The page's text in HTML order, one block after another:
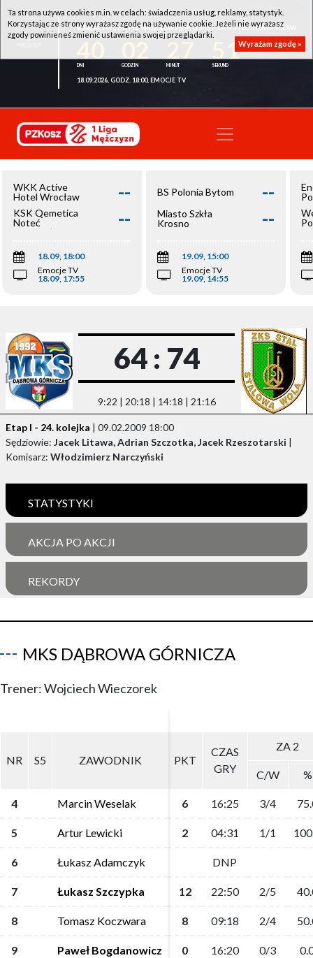
WKK ACTIVE HOTEL WROCŁAW - KSK QEMETICA NOTEĆ INOWROCŁAW
51
18.09.2026, GODZ. 18:00, EMOCJE TV
WKK Active
Hotel Wrocław
--
KSK Qemetica
Noteć
Inowrocław
--
18.09, 18:00
Emocje TV
18.09, 17:55
BS Polonia Bytom --
Miasto Szkła
Krosno
--
19.09, 15:00
Emocje TV
19.09, 14:55
64 : 74
9:22 | 20:18 | 14:18 | 21:16
Etap I - 24. kolejka | 09.02.2009 18:00
Sędziowie: Jacek Litawa, Adrian Szczotka, Jacek Rzeszotarski |
Komisarz: Włodzimierz Narczyński
STATYSTYKI
AKCJA PO AKCJI
REKORDY
MKS DĄBROWA GÓRNICZA
Trener: Wojciech Wieczorek
NR S5 ZAWODNIK PKT
CZAS
GRY
ZA 2
C/W %
4 Marcin Weselak 6 16:25 3/4
5 Artur Lewicki 2 04:31 1/1
6 Łukasz Adamczyk DNP
7 Łukasz Szczypka 12 22:50 2/5
8 Tomasz Koczwara 8 09:18 2/4
9 Paweł Bogdanowicz 0 16:20 0/3
NR S5 ZAWODNIK PKT
CZAS
GRY
ZA 2
C/W %
4 Marcin Weselak 6 16:25 3/4
5 Artur Lewicki 2 04:31 1/1
6 Łukasz Adamczyk DNP
7 Łukasz Szczypka 12 22:50 2/5
8 Tomasz Koczwara 8 09:18 2/4
9 Paweł Bogdanowicz 0 16:20 0/3
Ta strona używa cookies m.in. w celach: świadczenia usług, reklamy, statystyk.
Korzystając ze strony wyrażasz zgodę na używanie cookie. Jeżeli nie wyrażasz
zgody powinieneś zmienić ustawienia swojej przeglądarki.
Wyrażam zgodę »